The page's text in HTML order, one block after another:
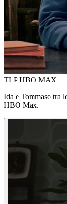
TLP HBO MAX —
Ida e Tommaso tra
HBO Max.